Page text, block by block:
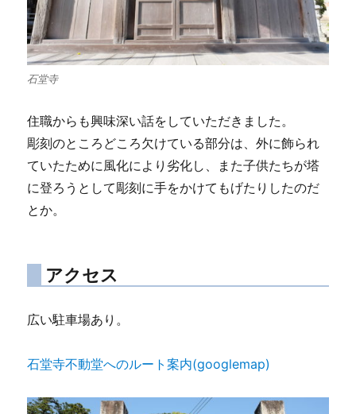
石堂寺
住職からも興味深い話をしていただきました。
彫刻のところどころ欠けている部分は、外に飾られ
ていたために風化により劣化し、また子供たちが塔
に登ろうとして彫刻に手をかけてもげたりしたのだ
とか。
アクセス
広い駐車場あり。
石堂寺不動堂へのルート案内(googlemap)